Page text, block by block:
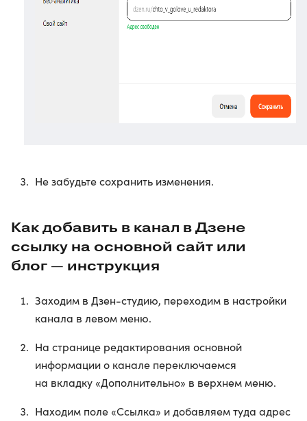
Не забудьте сохранить изменения.
Как добавить в канал в Дзене
ссылку на основной сайт или
блог — инструкция
Заходим в Дзен-студию, переходим в настройки
канала в левом меню.
На странице редактирования основной
информации о канале переключаемся
на вкладку «Дополнительно» в верхнем меню.
Находим поле «Ссылка» и добавляем туда адрес